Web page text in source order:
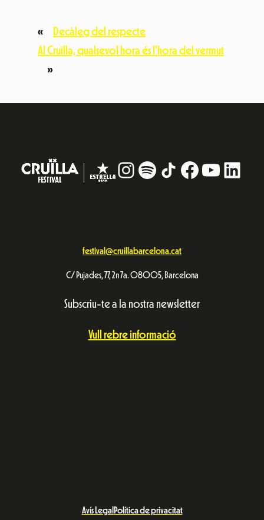
«
Decàleg del respecte
Al Cruïlla, qualsevol hora és l’hora del vermut
»
Instagram
# TikTokFacebook
festival@cruillabarcelona.cat
C/ Pujades, 77, 2n 7a. 08005, Barcelona
Subscriu-te a la nostra newsletter
Vull rebre informació
Avís Legal Política de privacitat